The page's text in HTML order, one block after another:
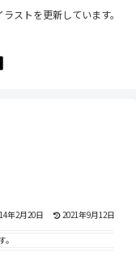
ストを更新しています。
年2月20日 2021年9月12日
。